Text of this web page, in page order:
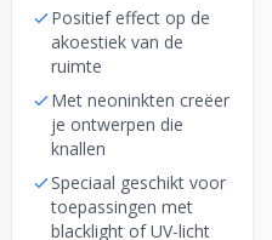
Positief effect op de
akoestiek van de
ruimte
Met neoninkten creëer
je ontwerpen die
knallen
Speciaal geschikt voor
toepassingen met
blacklight of UV-licht